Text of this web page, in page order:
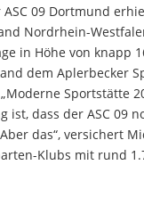
09 Dortmund
Nordrhein-
in Höhe von knapp
dem Aplerbecker
Sportstätte
ist, dass der ASC 09
das“, versichert
Klubs mit rund